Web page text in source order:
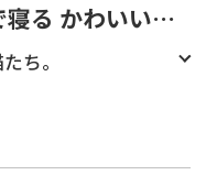
寝る かわいい子
瀬戸の仔猫日
ち。